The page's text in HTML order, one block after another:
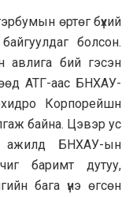
өртөг бүхий
болсон.
авлига бий гэсэн
АТГ-аас БНХАУ-
Корпорейшн
байна. Цэвэр ус
ажилд БНХАУ-ын
баримт дутуу,
бага үнэ өгсөн